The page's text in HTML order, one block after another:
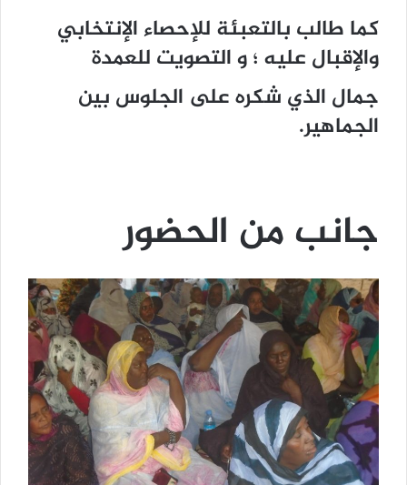
كما طالب بالتعبئة للإحصاء الإنتخابي
والإقبال عليه ؛ و التصويت للعمدة
جمال الذي شكره على الجلوس بين
الجماهير.
جانب من الحضور